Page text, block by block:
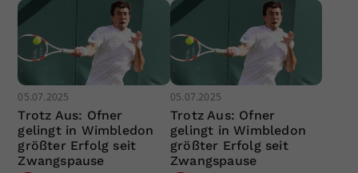
05.07.2025
Trotz Aus: Ofner
gelingt in Wimbledon
größter Erfolg seit
Zwangspause
05.07.2025
Trotz Aus: Ofner
gelingt in Wimbledon
größter Erfolg seit
Zwangspause